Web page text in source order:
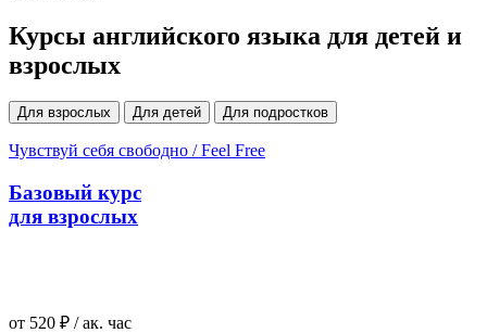
Курсы английского языка для детей и
взрослых
Для взрослых Для детей Для подростков
Чувствуй себя свободно / Feel Free
Базовый курс
для взрослых
от 520 ₽ / ак. час